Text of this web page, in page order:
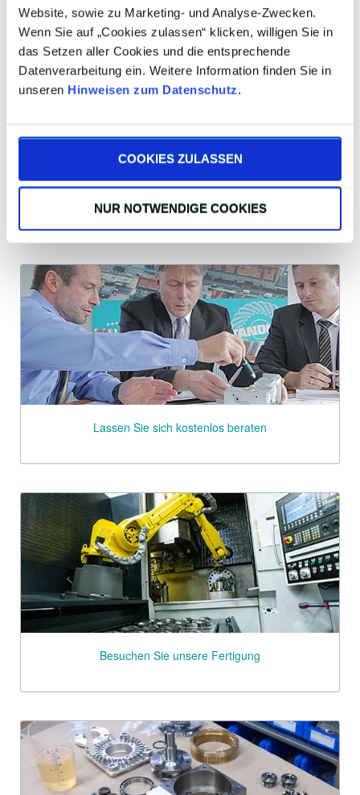
Website, sowie zu Marketing- und Analyse-Zwecken.
Wenn Sie auf „Cookies zulassen“ klicken, willigen Sie in
das Setzen aller Cookies und die entsprechende
Datenverarbeitung ein. Weitere Information finden Sie in
unseren Hinweisen zum Datenschutz.
COOKIES ZULASSEN
NUR NOTWENDIGE COOKIES
Lassen Sie sich kostenlos beraten
Besuchen Sie unsere Fertigung